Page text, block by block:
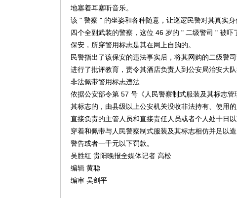
地塞着耳塞听音乐。
该 " 警察 " 的坐姿和各种随意，让巡逻民警对其真实
四个全副武装的警察，这位 46 岁的 " 二级警司 " 被
保安，所穿警用标志是其在网上自购的。
民警指出了该保安的违法事实后，将其网购的二级警
进行了批评教育，责令其酒店负责人到公安局治安大
非法佩带警用标志违法
依据公安部令第 57 号《人民警察制式服装及其标志
其标志的，由县级以上公安机关没收非法持有、使用
直接负责的主管人员和直接责任人员或者个人处十日
穿着和佩带与人民警察制式服装及其标志相仿并足以
警告或者一千元以下罚款。
吴胜红 贵阳晚报全媒体记者 高松
编辑 黄聪
编审 吴剑平